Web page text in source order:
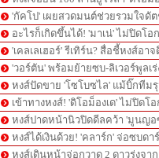
'กัคโป' เผยสวดมนต์ช่วยรวมใจดั
อะไรก็เกิดขึ้นได้! 'มาเน่' ไม่ปิดโ
'เคลเลเฮอร์' รีเทิร์น? สื่อชี้หงส์อา
'วอร์ตัน' พร้อมย้ายซบ-ลิเวอร์พูลเร่
หงส์ปัดขาย 'โซโบซไล' แม้บิ๊กทีม
เข้าทางหงส์! 'ดิโอม็องเด' ไม่ปิดโ
หงส์ปาดหน้านิวปิดดีลคว้า 'มูนญอ
หงส์ได้เงินด้วย! 'คลาร์ก' จ่อซบด
หงส์เดินหน้าจ่อกวาด 2 ดาวรุ่งจา